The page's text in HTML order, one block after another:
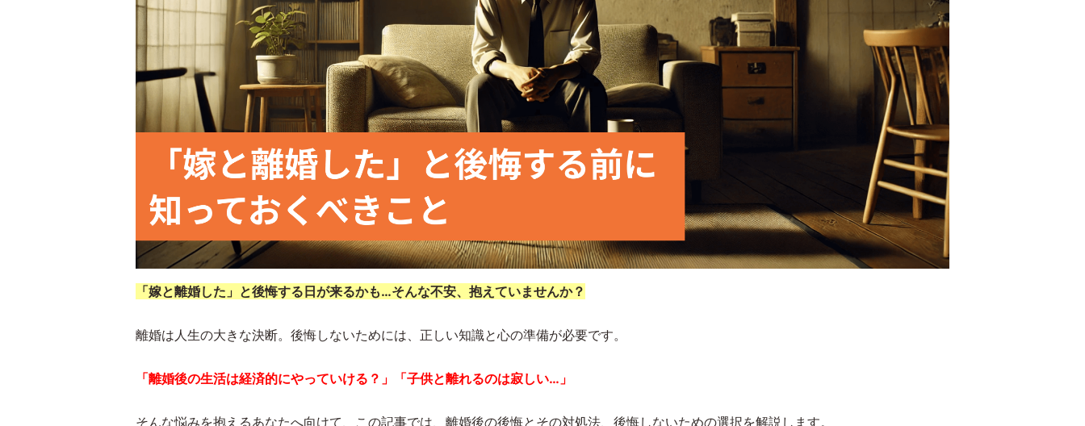
「嫁と離婚した」と後悔する日が来るかも…そんな不安、抱えていませんか？
離婚は人生の大きな決断。後悔しないためには、正しい知識と心の準備が必要です。
「離婚後の生活は経済的にやっていける？」「子供と離れるのは寂しい…」
そんな悩みを抱えるあなたへ向けて、この記事では、離婚後の後悔とその対処法、後悔しないための選択を解説します。